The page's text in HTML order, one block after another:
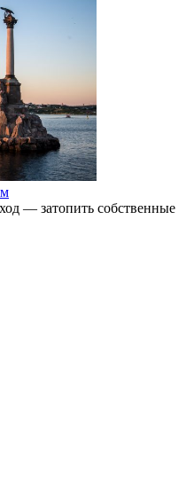
— затопить собственные